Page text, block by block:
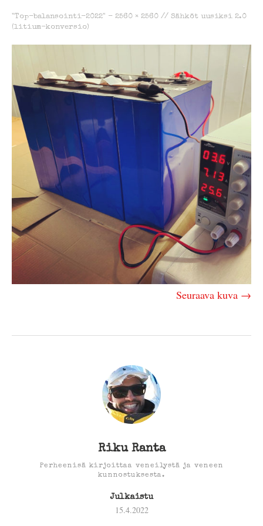
"Top-balansointi-2022" - 2560 × 2560 // Sähköt uusiksi 2.0
(litium-konversio)
Seuraava kuva →
Riku Ranta
Perheenisä kirjoittaa veneilystä ja veneen
kunnostuksesta.
Julkaistu
15.4.2022